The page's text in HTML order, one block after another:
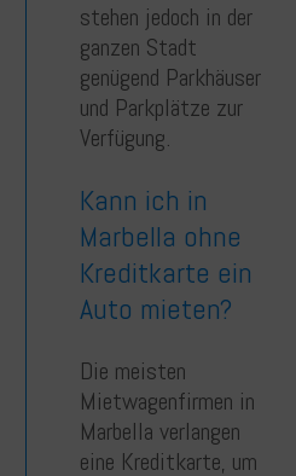
stehen jedoch in der
ganzen Stadt
genügend Parkhäuser
und Parkplätze zur
Verfügung.
Kann ich in
Marbella ohne
Kreditkarte ein
Auto mieten?
Die meisten
Mietwagenfirmen in
Marbella verlangen
eine Kreditkarte, um